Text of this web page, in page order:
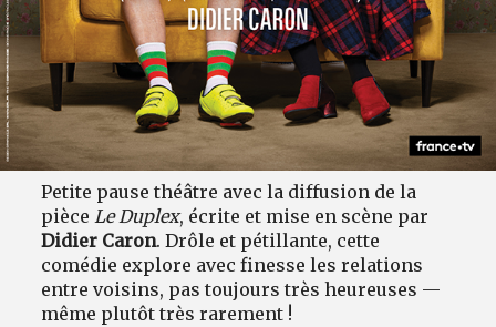
Petite pause théâtre avec la diffusion de la
pièceLe Duplex, écrite et mise en scène par
Didier Caron. Drôle et pétillante, cette
comédie explore avec finesse les relations
entre voisins, pas toujours très heureuses —
même plutôt très rarement !